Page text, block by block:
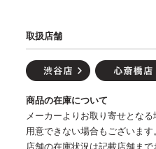
取扱店舗
商品の在庫について
メーカーよりお取り寄せとな
用意できない場合もございます
店舗の在庫状況は記載店舗まで